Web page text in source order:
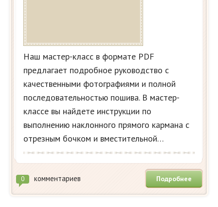
Наш мастер-класс в формате PDF
предлагает подробное руководство с
качественными фотографиями и полной
последовательностью пошива. В мастер-
классе вы найдете инструкции по
выполнению наклонного прямого кармана с
отрезным бочком и вместительной…
0 комментариев Подробнее